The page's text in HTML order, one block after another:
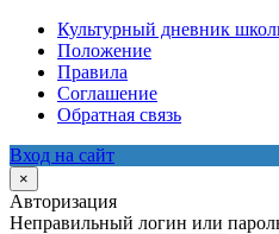
Культурный дневник
Положение
Правила
Соглашение
Обратная связь
Вход на сайт
×
Авторизация
Неправильный логин или